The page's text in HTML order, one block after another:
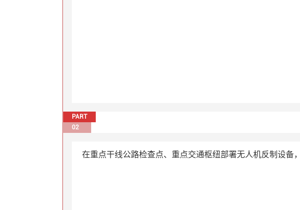
PART
02
在重点干线公路检查点、重点交通枢纽部署无人机反制设备